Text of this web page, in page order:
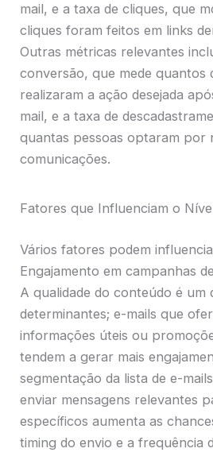
mail, e a taxa de cliques, que
cliques foram feitos em links
Outras métricas relevantes
conversão, que mede quantos
realizaram a ação desejada
mail, e a taxa de
quantas pessoas optaram por
comunicações.
Fatores que Influenciam o
Vários fatores podem
Engajamento em campanhas
A qualidade do conteúdo é um
determinantes; e-mails que
informações úteis ou
tendem a gerar mais
segmentação da lista de e-
enviar mensagens relevantes
específicos aumenta as
timing do envio e a frequência